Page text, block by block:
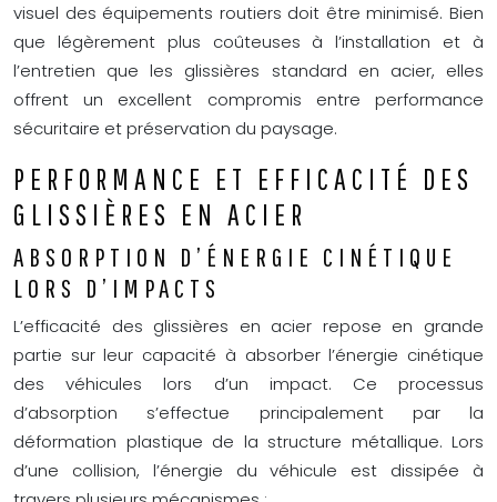
visuel des équipements routiers doit être minimisé. Bien
que légèrement plus coûteuses à l’installation et à
l’entretien que les glissières standard en acier, elles
offrent un excellent compromis entre performance
sécuritaire et préservation du paysage.
PERFORMANCE ET EFFICACITÉ DES
GLISSIÈRES EN ACIER
ABSORPTION D’ÉNERGIE CINÉTIQUE
LORS D’IMPACTS
L’efficacité des glissières en acier repose en grande
partie sur leur capacité à absorber l’énergie cinétique
des véhicules lors d’un impact. Ce processus
d’absorption s’effectue principalement par la
déformation plastique de la structure métallique. Lors
d’une collision, l’énergie du véhicule est dissipée à